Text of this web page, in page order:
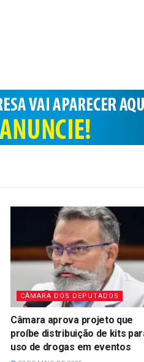
CÂMARA DOS DEPUTADOS
Câmara aprova projeto que
proíbe distribuição de kits
uso de drogas em eventos